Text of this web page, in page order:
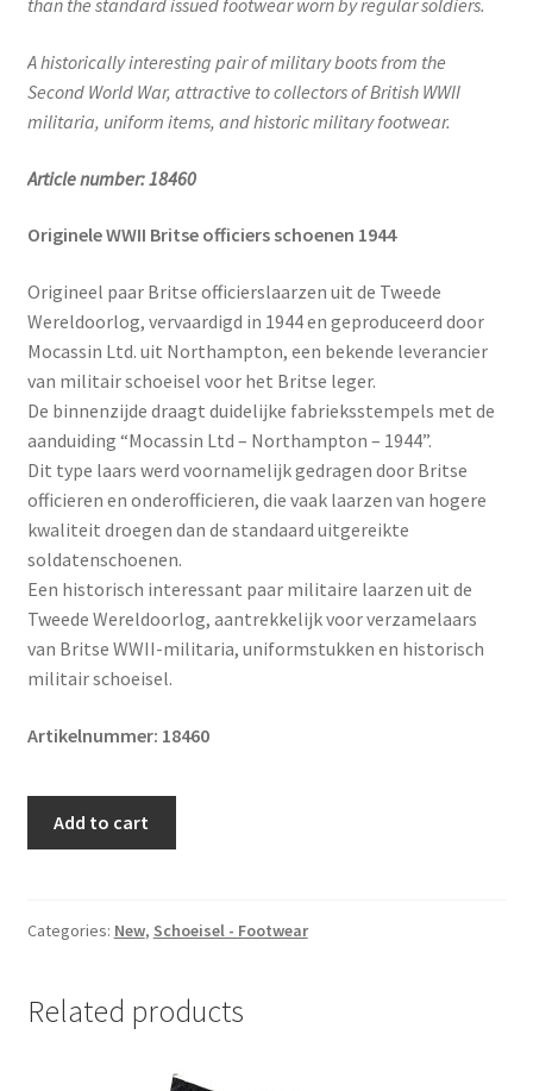
than the standard issued footwear worn by regular soldiers.
A historically interesting pair of military boots from the
Second World War, attractive to collectors of British WWII
militaria, uniform items, and historic military footwear.
Article number: 18460
Originele WWII Britse officiers schoenen 1944
Origineel paar Britse officierslaarzen uit de Tweede
Wereldoorlog, vervaardigd in 1944 en geproduceerd door
Mocassin Ltd. uit Northampton, een bekende leverancier
van militair schoeisel voor het Britse leger.
De binnenzijde draagt duidelijke fabrieksstempels met de
aanduiding “Mocassin Ltd – Northampton – 1944”.
Dit type laars werd voornamelijk gedragen door Britse
officieren en onderofficieren, die vaak laarzen van hogere
kwaliteit droegen dan de standaard uitgereikte
soldatenschoenen.
Een historisch interessant paar militaire laarzen uit de
Tweede Wereldoorlog, aantrekkelijk voor verzamelaars
van Britse WWII-militaria, uniformstukken en historisch
militair schoeisel.
Artikelnummer: 18460
officer
quantity
Add to cart
Categories: New, Schoeisel - Footwear
Related products